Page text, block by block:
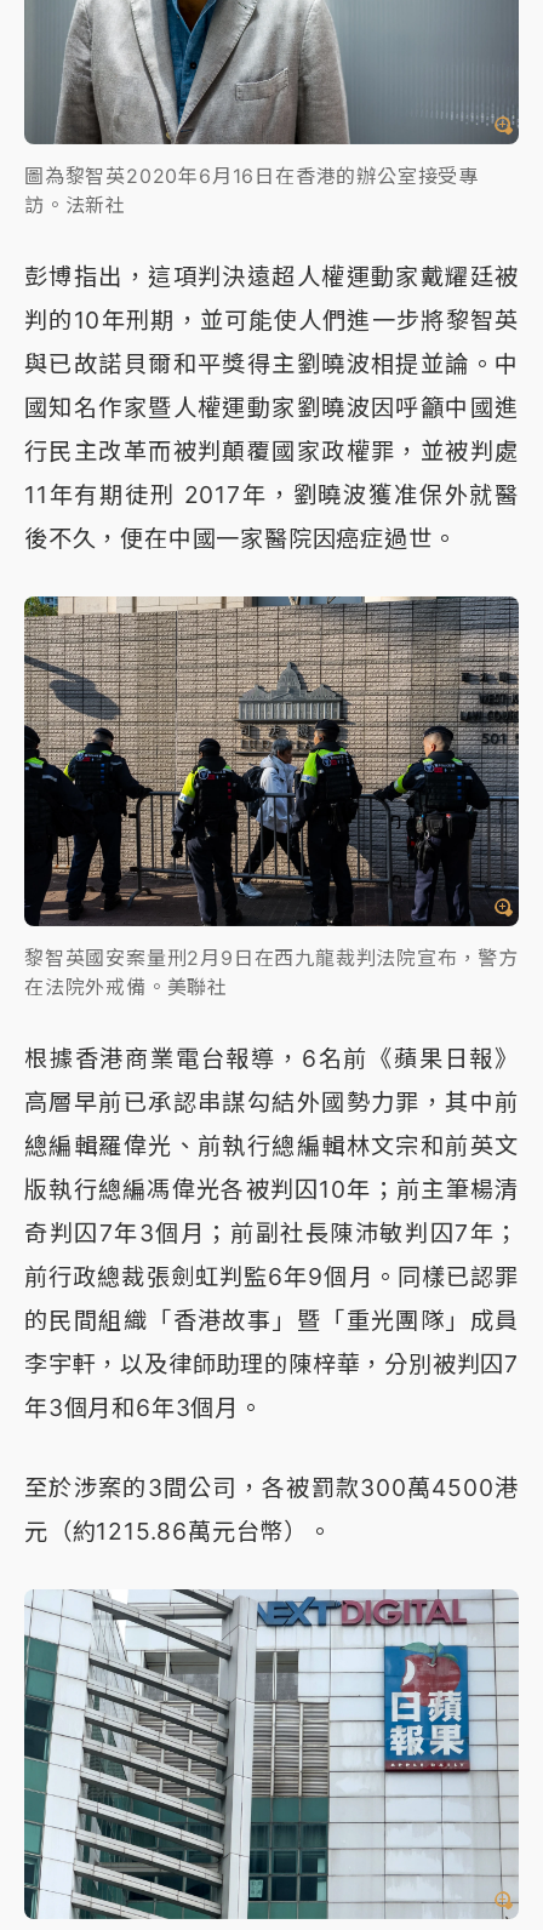
圖為黎智英2020年6月16日在香港的辦公室接受專
訪。法新社
彭博指出，這項判決遠超人權運動家戴耀廷被
判的10年刑期，並可能使人們進一步將黎智英
與已故諾貝爾和平獎得主劉曉波相提並論。中
國知名作家暨人權運動家劉曉波因呼籲中國進
行民主改革而被判顛覆國家政權罪，並被判處
11年有期徒刑 2017年，劉曉波獲准保外就醫
後不久，便在中國一家醫院因癌症過世。
黎智英國安案量刑2月9日在西九龍裁判法院宣布，警方
在法院外戒備。美聯社
根據香港商業電台報導，6名前《蘋果日報》
高層早前已承認串謀勾結外國勢力罪，其中前
總編輯羅偉光、前執行總編輯林文宗和前英文
版執行總編馮偉光各被判囚10年；前主筆楊清
奇判囚7年3個月；前副社長陳沛敏判囚7年；
前行政總裁張劍虹判監6年9個月。同樣已認罪
的民間組織「香港故事」暨「重光團隊」成員
李宇軒，以及律師助理的陳梓華，分別被判囚7
年3個月和6年3個月。
至於涉案的3間公司，各被罰款300萬4500港
元（約1215.86萬元台幣）。